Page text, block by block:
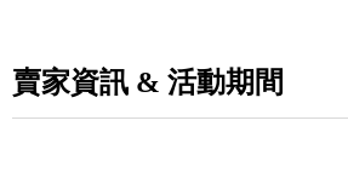
賣家資訊 & 活動期間